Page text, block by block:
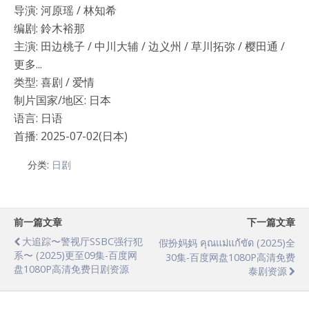
导演: 河原瑶 / 林知希
编剧: 鈴木裕那
主演: 田边桃子 / 中川大辅 / 边义州 / 草川拓弥 / 樱田通 /
更多...
类型: 喜剧 / 爱情
制片国家/地区: 日本
语言: 日语
首播: 2025-07-02(日本)
分类: 日剧
前一篇文章
大追踪〜警视厅SSBC强行犯
系〜 (2025)更至09集-百度网
盘1080P高清免费日剧资源
下一篇文章
假扮妈妈 คุณแม่แก้ขัด (2025)全
30集-百度网盘1080P高清免费
泰剧资源